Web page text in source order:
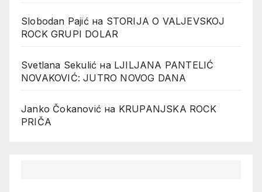
Slobodan Pajićна STORIJA O VALJEVSKOJ
ROCK GRUPI DOLAR
Svetlana Sekulić на LJILJANA PANTELIĆ
NOVAKOVIĆ: JUTRO NOVOG DANA
Janko Čokanović на KRUPANJSKA ROCK
PRIČA